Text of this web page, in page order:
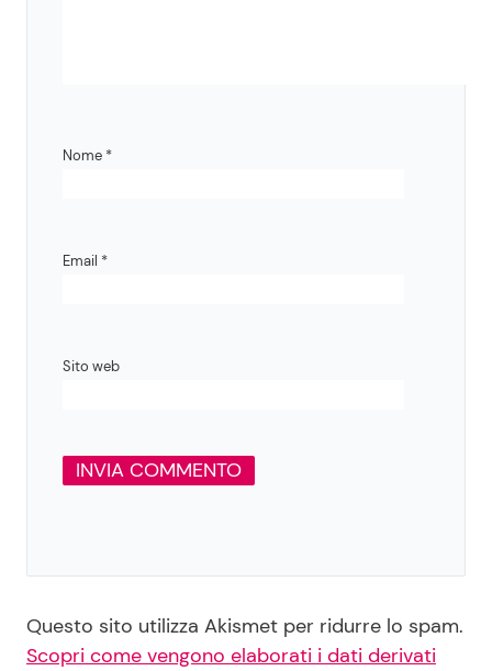
Nome *
Email *
Sito web
Questo sito utilizza Akismet per ridurre lo spam.
Scopri come vengono elaborati i dati derivati